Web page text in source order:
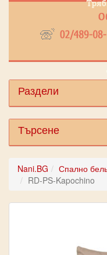
Раздели
Търсене
Nani.BG Спално
RD-PS-Kapochino